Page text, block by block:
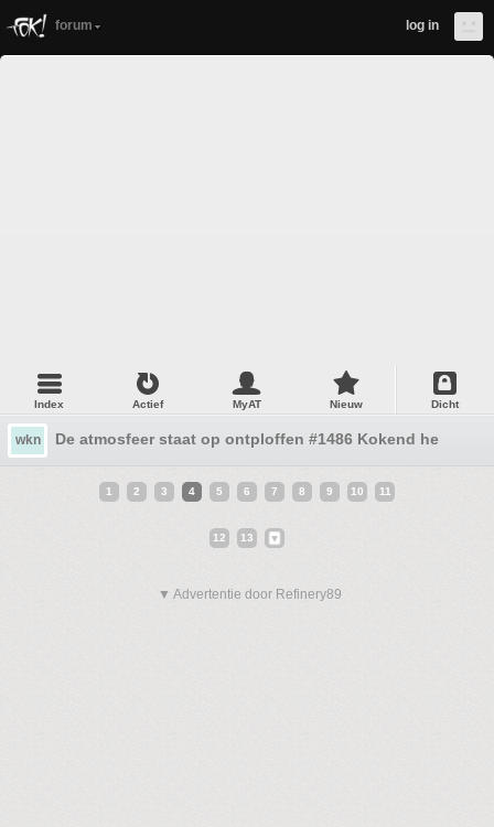
forum log in
Index Actief MyAT Nieuw Dicht
wkn De atmosfeer staat op ontploffen #1486 Kokend heet
1 2 3 4 5 6 7 8 9 10 11
12 13
▼ Advertentie door Refinery89